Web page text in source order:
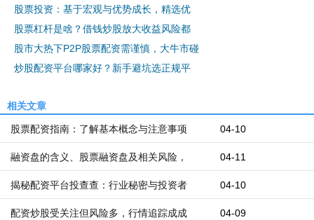
股票投资：基于宏观与优势成长，精选优
股票杠杆是啥？借钱炒股放大收益风险都
股市大热下P2P股票配资需谨慎，大牛市碰
炒股配资平台哪家好？新手避坑选正规平
相关文章
04-10
股票配资指南：了解基本概念与注意事项
04-11
融资盘的含义、股票融资盘及相关风险，
04-10
揭秘配资平台投查查：行业秘密与投资者
04-09
配资炒股受关注但风险多，行情追踪成成